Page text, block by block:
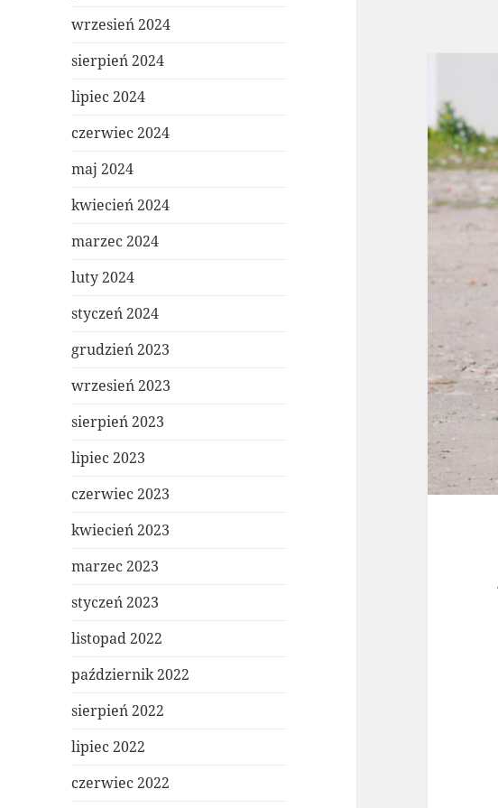
wrzesień 2024
sierpień 2024
lipiec 2024
czerwiec 2024
maj 2024
kwiecień 2024
marzec 2024
luty 2024
styczeń 2024
grudzień 2023
wrzesień 2023
sierpień 2023
lipiec 2023
czerwiec 2023
kwiecień 2023
marzec 2023
styczeń 2023
listopad 2022
październik 2022
sierpień 2022
lipiec 2022
czerwiec 2022